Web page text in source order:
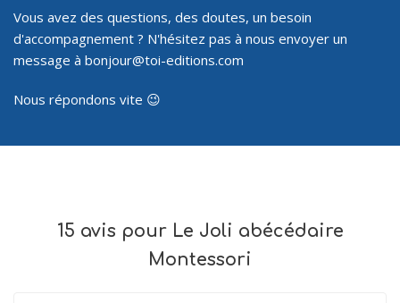
Vous avez des questions, des doutes, un besoin
d'accompagnement ? N'hésitez pas à nous envoyer un
message à bonjour@toi-editions.com
Nous répondons vite 😉
15 avis pour Le Joli abécédaire
Montessori